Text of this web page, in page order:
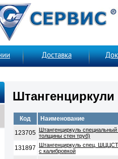
Доставка
Штангенциркули
Код
Наименование
123705 Штангенциркуль
толщины стен труб)
131897 Штангенциркуль спец.
с калибровкой